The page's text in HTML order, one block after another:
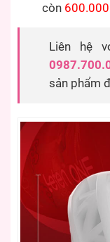
còn
Liên hệ
sản phẩm